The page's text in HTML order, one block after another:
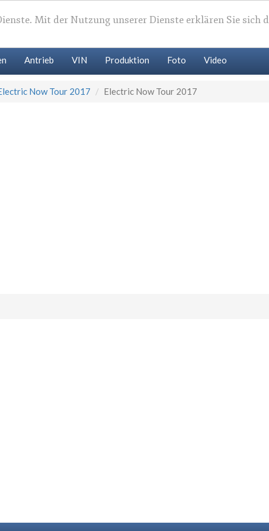
Mit der Nutzung unserer Dienste erklären Sie sich
Antrieb VIN Produktion Foto Video
Now Tour 2017 Electric Now Tour 2017